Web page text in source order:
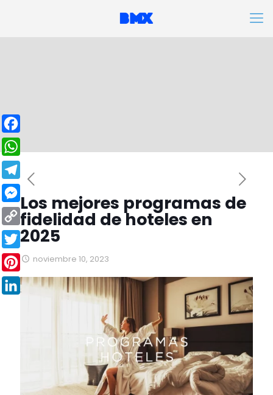
Los mejores programas de
fidelidad de hoteles en
2025
noviembre 10, 2023
Facebook
WhatsApp
Telegram
Messenger
Copy
Link
Twitter
Pinterest